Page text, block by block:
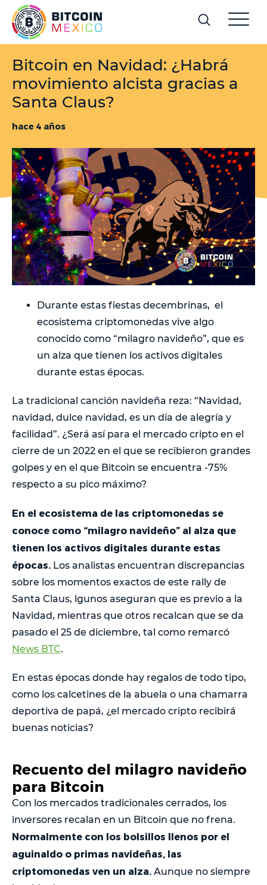
Bitcoin en Navidad: ¿Habrá
movimiento alcista gracias a
Santa Claus?
hace 4 años
Durante estas fiestas decembrinas, el
ecosistema criptomonedas vive algo
conocido como “milagro navideño”, que es
un alza que tienen los activos digitales
durante estas épocas.
La tradicional canción navideña reza: “Navidad,
navidad, dulce navidad, es un día de alegría y
facilidad”. ¿Será así para el mercado cripto en el
cierre de un 2022 en el que se recibieron grandes
golpes y en el que Bitcoin se encuentra -75%
respecto a su pico máximo?
En el ecosistema de las criptomonedas se
conoce como “milagro navideño” al alza que
tienen los activos digitales durante estas
épocas. Los analistas encuentran discrepancias
sobre los momentos exactos de este rally de
Santa Claus, lgunos aseguran que es previo a la
Navidad, mientras que otros recalcan que se da
pasado el 25 de diciembre, tal como remarcó
News BTC.
En estas épocas donde hay regalos de todo tipo,
como los calcetines de la abuela o una chamarra
deportiva de papá, ¿el mercado cripto recibirá
buenas noticias?
Recuento del milagro navideño
para Bitcoin
Con los mercados tradicionales cerrados, los
inversores recalan en un Bitcoin que no frena.
Normalmente con los bolsillos llenos por el
aguinaldo o primas navideñas, las
criptomonedas ven un alza. Aunque no siempre